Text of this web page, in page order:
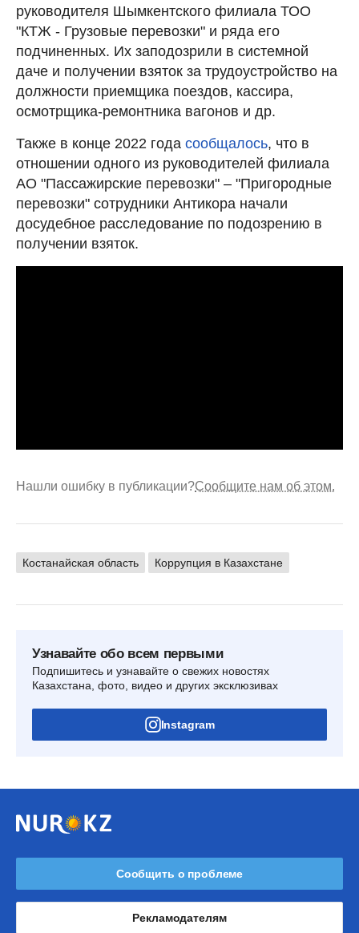
руководителя Шымкентского филиала ТОО
"КТЖ - Грузовые перевозки" и ряда его
подчиненных. Их заподозрили в системной
даче и получении взяток за трудоустройство на
должности приемщика поездов, кассира,
осмотрщика-ремонтника вагонов и др.
Также в конце 2022 года сообщалось, что в
отношении одного из руководителей филиала
АО "Пассажирские перевозки" – "Пригородные
перевозки" сотрудники Антикора начали
досудебное расследование по подозрению в
получении взяток.
Нашли ошибку в публикации?Сообщите нам об этом.
Костанайская область Коррупция в Казахстане
Узнавайте обо всем первыми
Подпишитесь и узнавайте о свежих новостях
Казахстана, фото, видео и других эксклюзивах
Instagram
Сообщить о проблеме
Рекламодателям